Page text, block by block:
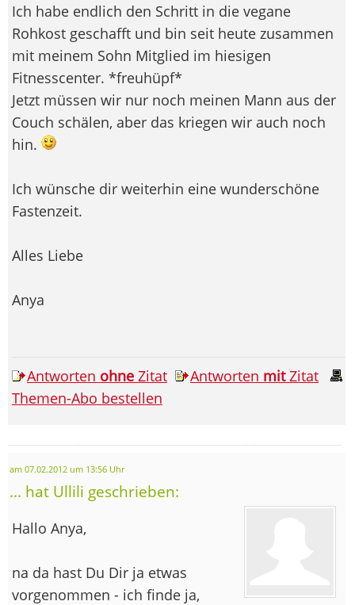
Ich habe endlich den Schritt in die vegane
Rohkost geschafft und bin seit heute zusammen
mit meinem Sohn Mitglied im hiesigen
Fitnesscenter. *freuhüpf*
Jetzt müssen wir nur noch meinen Mann aus der
Couch schälen, aber das kriegen wir auch noch
hin.
Ich wünsche dir weiterhin eine wunderschöne
Fastenzeit.
Alles Liebe
Anya
Antworten ohne Zitat Antworten mitZitat
Themen-Abo bestellen
am 07.02.2012 um 13:56 Uhr
... hat Ullili geschrieben:
Hallo Anya,
na da hast Du Dir ja etwas
vorgenommen - ich finde ja,